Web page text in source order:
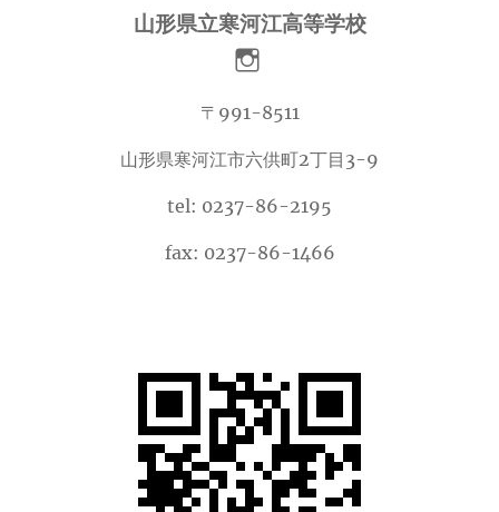
山形県立寒河江高等学校
〒991-8511
山形県寒河江市六供町2丁目3-9
tel: 0237-86-2195
fax: 0237-86-1466